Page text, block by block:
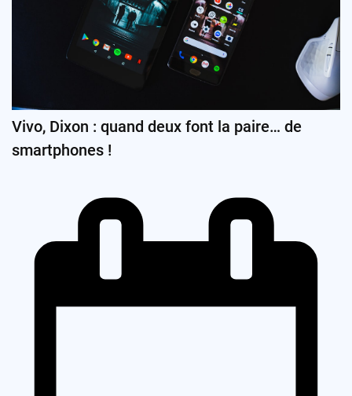
Vivo, Dixon : quand deux font la paire… de
smartphones !